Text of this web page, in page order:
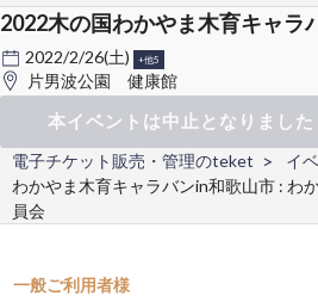
2022木の国わかやま木育キャラ
2022/2/26(土) +他5
片男波公園 健康館
本イベントは中止となりました
電子チケット販売・管理のteket イ
わかやま木育キャラバンin和歌山市 : わ
員会
一般ご利用者様